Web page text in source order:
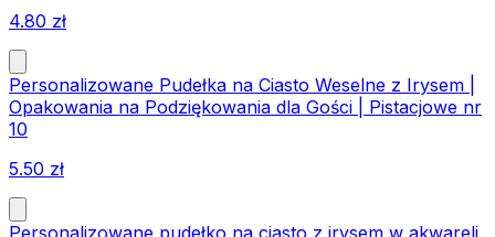
4.80 zł
Personalizowane Pudełka na Ciasto Weselne z Irysem |
Opakowania na Podziękowania dla Gości | Pistacjowe nr
10
5.50 zł